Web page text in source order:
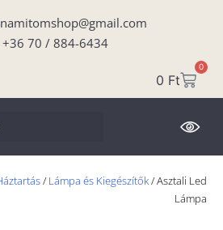
+36 70 / 884-6434
0 Ft
0
/ Lámpa és Kiegészítők/ Asztali Led
Lámpa